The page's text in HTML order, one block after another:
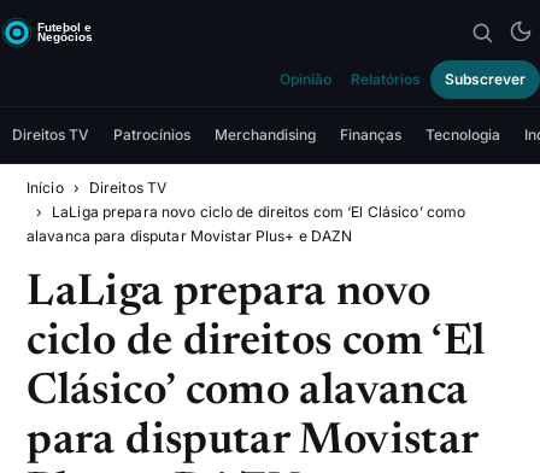
Opinião Relatórios Subscrever
Direitos TV Patrocínios Merchandising Finanças Tecnologia
Início
Direitos TV
LaLiga prepara novo ciclo de direitos com ‘El Clásico’ como
alavanca para disputar Movistar Plus+ e DAZN
LaLiga prepara novo
ciclo de direitos com ‘El
Clásico’ como alavanca
para disputar Movistar